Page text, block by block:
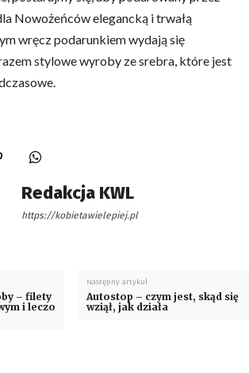
Nowożeńców elegancką i trwałą
wręcz podarunkiem wydają się
stylowe wyroby ze srebra, które jest
Redakcja KWL
https://kobietawielepiej.pl
– filety
i leczo
Następny artykuł
Autostop – czym jest, skąd się
wziął, jak działa